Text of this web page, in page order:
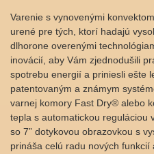
Varenie s vynovenými
urené pre tých, ktorí hadajú
dlhorone overenými
inovácií, aby Vám zjednodušili
spotrebu energií a priniesli ešte
patentovaným a známym
varnej komory Fast Dry® alebo
tepla s automatickou reguláciou
so 7” dotykovou obrazovkou s
prináša celú radu nových